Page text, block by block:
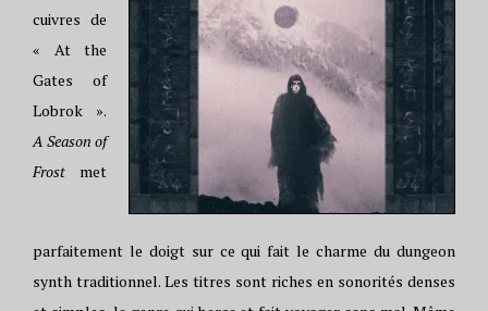
cuivres de
« At the
Gates of
Lobrok ».
A Season of
Frost met
parfaitement le doigt sur ce qui fait le charme du dungeon
synth traditionnel. Les titres sont riches en sonorités denses